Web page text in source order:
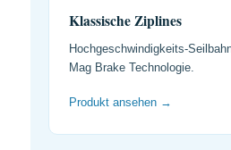
Klassische Ziplines
Hochgeschwindigkeits-
Mag Brake Technologie.
Produkt ansehen →